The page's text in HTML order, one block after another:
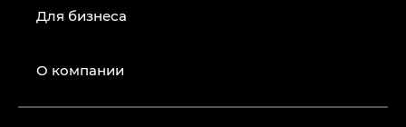
Для бизнеса
О компании